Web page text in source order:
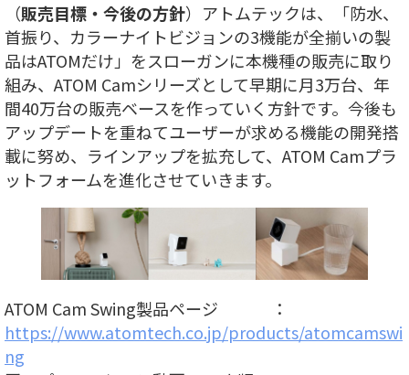
（販売目標・今後の方針）アトムテックは、「防水、
首振り、カラーナイトビジョンの3機能が全揃いの製
品はATOMだけ」をスローガンに本機種の販売に取り
組み、ATOM Camシリーズとして早期に月3万台、年
間40万台の販売ベースを作っていく方針です。今後も
アップデートを重ねてユーザーが求める機能の開発搭
載に努め、ラインアップを拡充して、ATOM Camプラ
ットフォームを進化させていきます。
ATOM Cam Swing製品ページ ：
https://www.atomtech.co.jp/products/atomcamswi
ng